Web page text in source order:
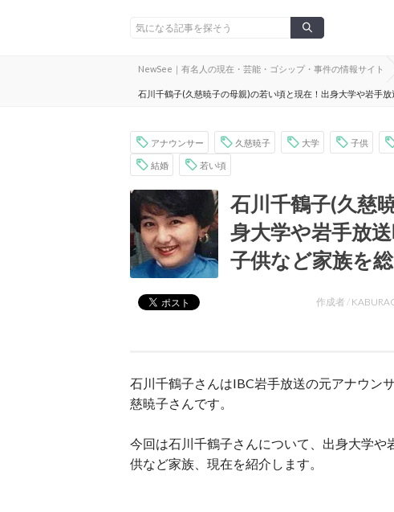
NewSee｜有名人の現在・芸能・ゴシップ・事件の情報サイト
石川千鶴子(久慈暁子の母親)の若い頃と現在！出身大学や岩手
アナウンサー 久慈暁子 大学 子供
結婚 若い頃
石川千鶴子(久慈
身大学や岩手放
子供など家族を
作成者 /
石川千鶴子さんはIBC岩手放送の元アナウン
慈暁子さんです。
今回は石川千鶴子さんについて、出身大学
供など家族、現在を紹介します。